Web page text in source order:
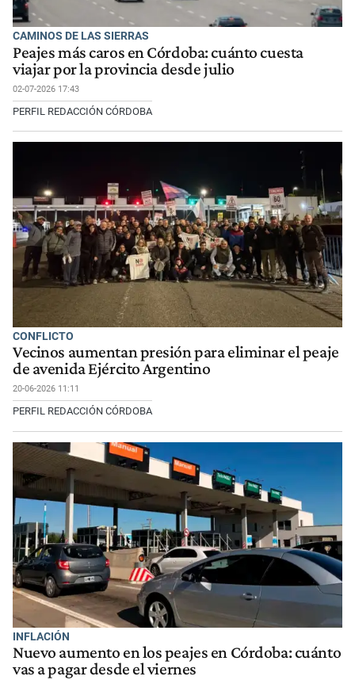
CAMINOS DE LAS SIERRAS
Peajes más caros en Córdoba: cuánto cuesta
viajar por la provincia desde julio
02-07-2026 17:43
PERFIL REDACCIÓN CÓRDOBA
CONFLICTO
Vecinos aumentan presión para eliminar el peaje
de avenida Ejército Argentino
20-06-2026 11:11
PERFIL REDACCIÓN CÓRDOBA
INFLACIÓN
Nuevo aumento en los peajes en Córdoba: cuánto
vas a pagar desde el viernes